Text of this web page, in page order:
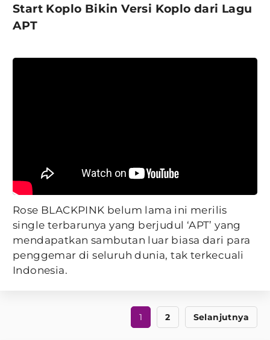
Start Koplo Bikin Versi Koplo dari Lagu
APT
Rose BLACKPINK belum lama ini merilis
single terbarunya yang berjudul ‘APT’ yang
mendapatkan sambutan luar biasa dari para
penggemar di seluruh dunia, tak terkecuali
Indonesia.
1 2 Selanjutnya